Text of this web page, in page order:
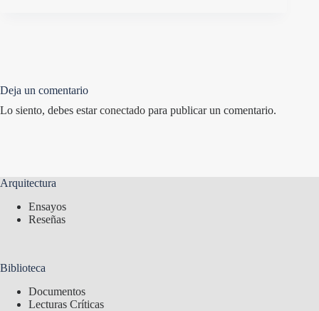
Deja un comentario
Lo siento, debes estarconectado para publicar un comentario.
Arquitectura
Ensayos
Reseñas
Biblioteca
Documentos
Lecturas Críticas